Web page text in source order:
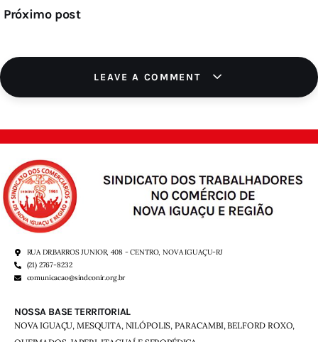
Próximo post
LEAVE A COMMENT
RUA DR.BARROS JUNIOR, 408 - CENTRO, NOVA IGUAÇU-RJ
(21) 2767-8232
comunicacao@sindconir.org.br
NOSSA BASE TERRITORIAL
NOVA IGUAÇU, MESQUITA, NILÓPOLIS, PARACAMBI, BELFORD ROXO,